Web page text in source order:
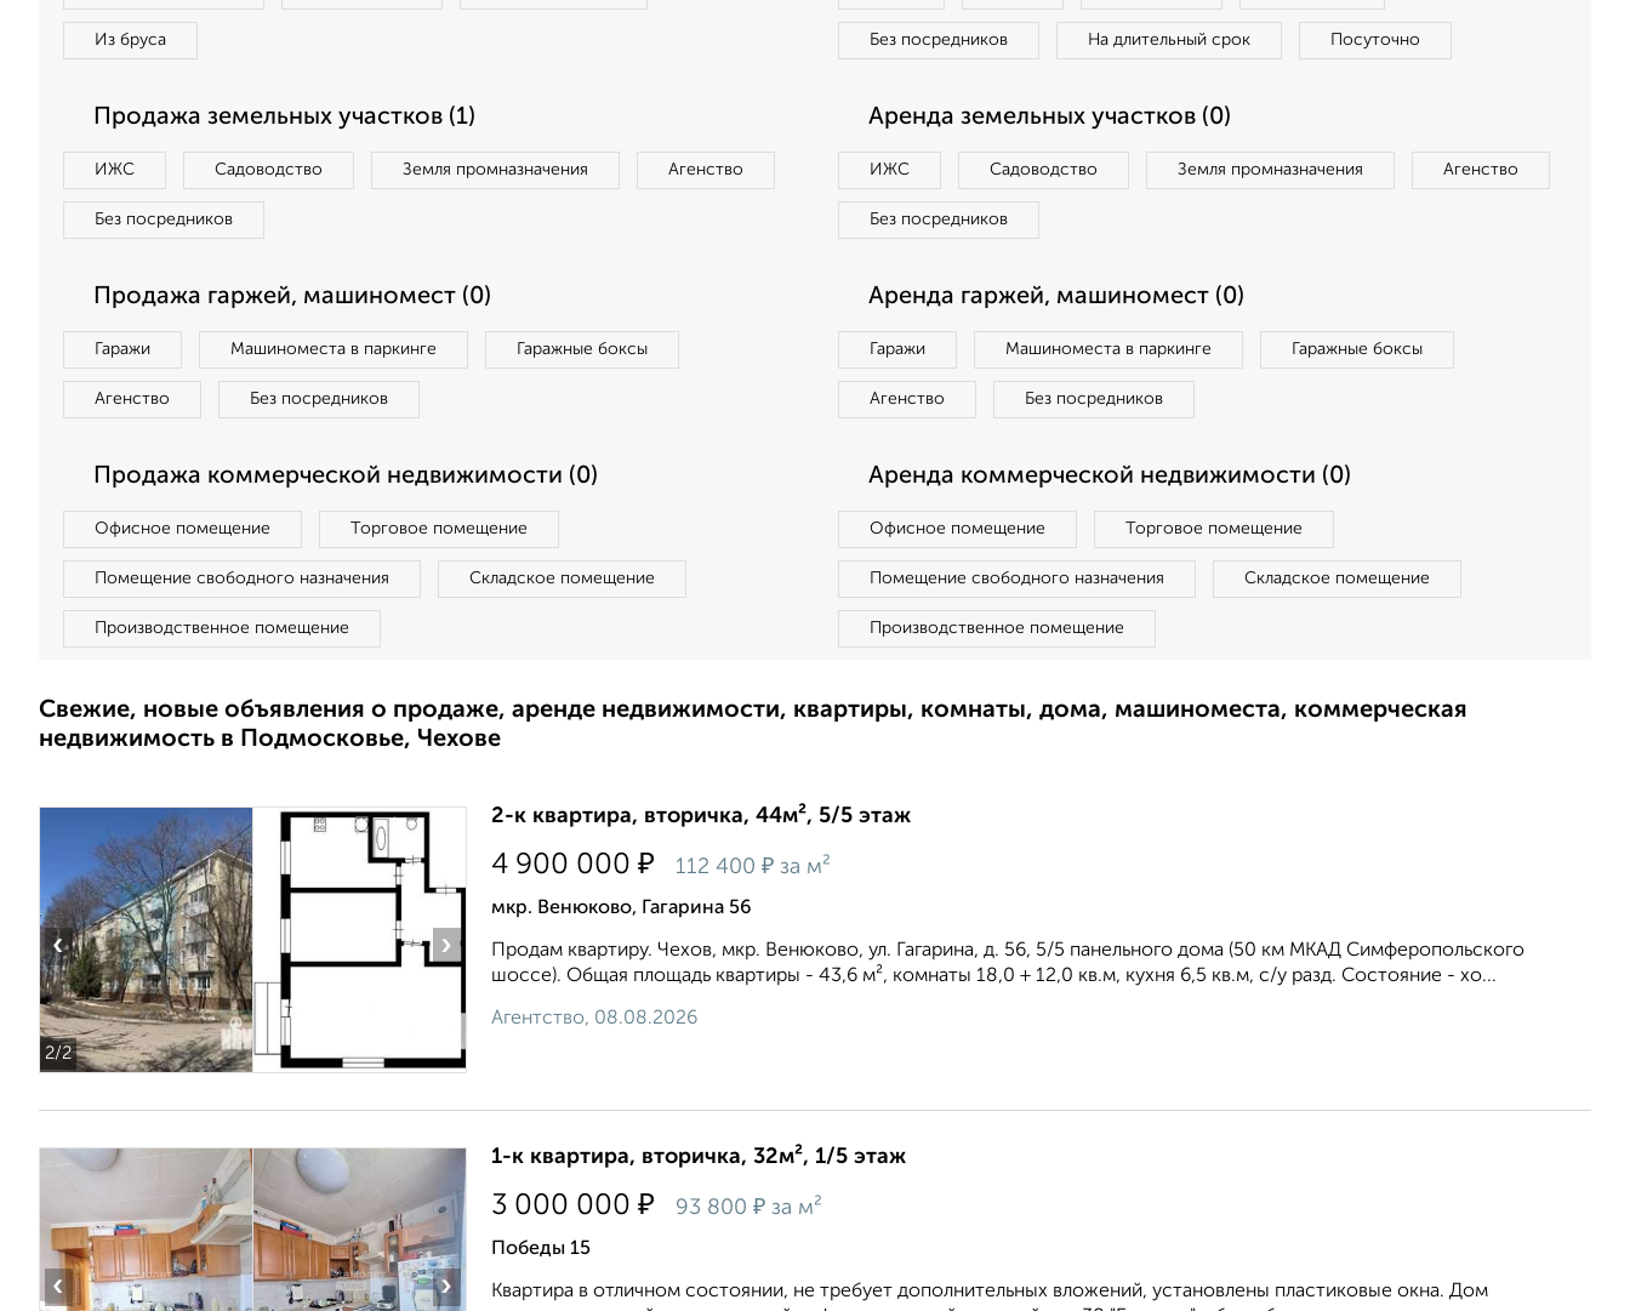
Из бруса Без посредников На длительный срок Посуточно
Продажа земельных участков (1)
ИЖС Садоводство Земля промназначения Агенство
Без посредников
Аренда земельных участков (0)
ИЖС Садоводство Земля промназначения Агенство
Без посредников
Продажа гаржей, машиномест (0)
Гаражи Машиноместа в паркинге Гаражные боксы
Агенство Без посредников
Аренда гаржей, машиномест (0)
Гаражи Машиноместа в паркинге Гаражные боксы
Агенство Без посредников
Продажа коммерческой недвижимости (0)
Офисное помещение Торговое помещение
Помещение свободного назначения Складское помещение
Производственное помещение
Аренда коммерческой недвижимости (0)
Офисное помещение Торговое помещение
Помещение свободного назначения Складское помещение
Производственное помещение
Свежие, новые объявления о продаже, аренде недвижимости, квартиры, комнаты, дома, машиноместа, коммерческая
недвижимость в Подмосковье, Чехове
2/2
‹ ›
2-к квартира, вторичка, 44м², 5/5 этаж
4 900 000 ₽ 112 400 ₽ за м²
мкр. Венюково, Гагарина 56
Продам квартиру. Чехов, мкр. Венюково, ул. Гагарина, д. 56, 5/5 панельного дома (50 км МКАД Симферопольского
шоссе). Общая площадь квартиры - 43,6 м², комнаты 18,0 + 12,0 кв.м, кухня 6,5 кв.м, с/у разд. Состояние - хо...
Агентство, 08.08.2026
‹ ›
1-к квартира, вторичка, 32м², 1/5 этаж
3 000 000 ₽ 93 800 ₽ за м²
Победы 15
Квартира в отличном состоянии, не требует дополнительных вложений, установлены пластиковые окна. Дом